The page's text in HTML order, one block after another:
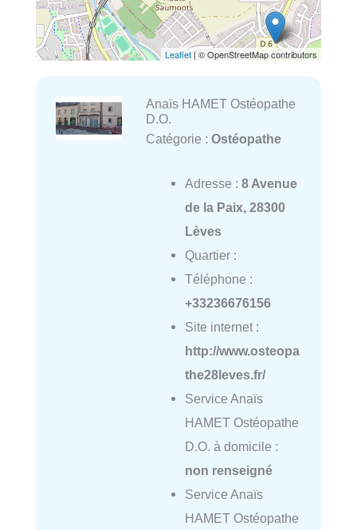
Leaflet| © OpenStreetMap contributors
Anaïs HAMET Ostéopathe
D.O.
Catégorie : Ostéopathe
Adresse : 8 Avenue
de la Paix, 28300
Lèves
Quartier :
Téléphone :
+33236676156
Site internet :
http://www.osteopa
the28leves.fr/
Service Anaïs
HAMET Ostéopathe
D.O. à domicile :
non renseigné
Service Anaïs
HAMET Ostéopathe